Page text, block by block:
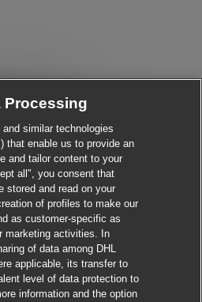
Processing
similar technologies
that enable us to provide an
and tailor content to your
all", you consent that
stored and read on your
of profiles to make our
as customer-specific as
marketing activities. In
of data among DHL
applicable, its transfer to
level of data protection to
information and the option
job? Close chatbot
similar jobs